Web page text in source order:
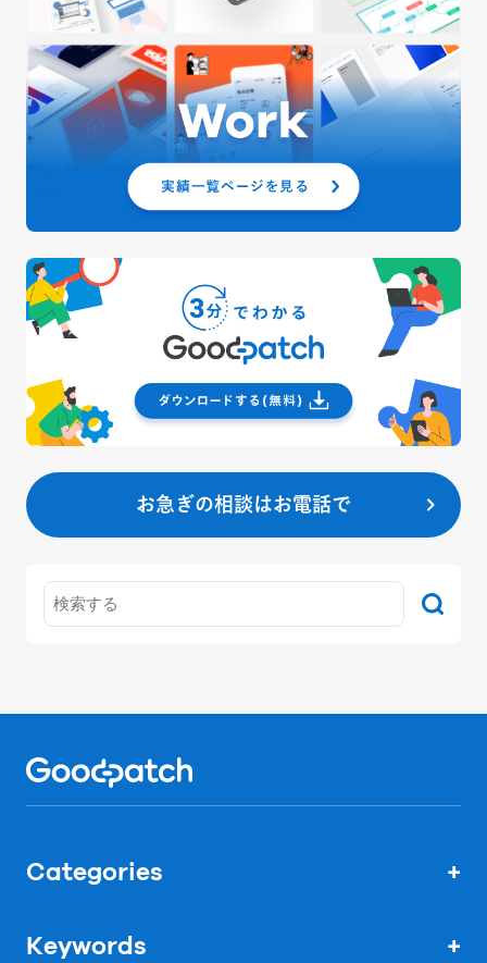
お急ぎの相談はお電話で
Categories +
Keywords +